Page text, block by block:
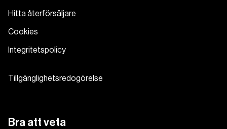
Hitta återförsäljare
Cookies
Integritetspolicy
Tillgänglighetsredogörelse
Bra att veta